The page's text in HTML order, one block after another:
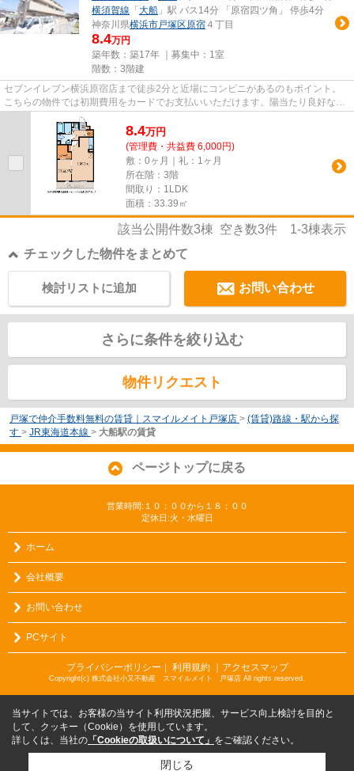
横須賀線 「 大船 」駅 バス14分 「原宿四ツ角」 停歩4分
神奈川県横浜市戸塚区原宿 ４丁目
8.4万円
築年数：築17年 ｜募集中： 1室
階数：3階建
セブンイレブン横浜原宿店まで徒歩2分と近場にコンビニがあるのもポイント。
こちらの物件では初期費用をカードでお支払いいただけます。陽当たり良好な物
件です。当社イチオシの物件の...
8.4万円
(管理費・共益費 6,000円)
敷：0ヶ月｜礼：1ヶ月
所在階：3階
間取り：1LDK
面積：33.39㎡
該当公開件数3棟 空き数3件 1-3棟表示
チェックした物件をまとめて
お問い合わせ
検討リストに追加
さらに条件を絞り込む
物件リクエスト
戸塚で仲介手数料無料の賃貸｜スマイルメイト戸塚店 > (賃貸)路線・駅から探
す > JR東海道本線 > 大船駅の賃貸
ページトップに戻る
営業時間:１０：００から１８：００
定休日:火・水曜日
ホーム
会社概要
お問い合わせ
PCサイト
プライバシーポリシー ｜ 利用規約 ｜アクセスマップ
Copyright(c) 株式会社小又不動産 スマイルメイト 戸塚店 All rights reserved.
当サイトでは、お客様の当サイト利用状況把握、サービス向上検討を目的と
して、クッキー（Cookie）を使用しています。
詳しくは、当社の 「Cookieの取扱いについて」 をご確認ください。
閉じる